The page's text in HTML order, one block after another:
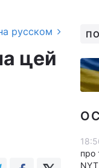
русском
цей
про
NYT